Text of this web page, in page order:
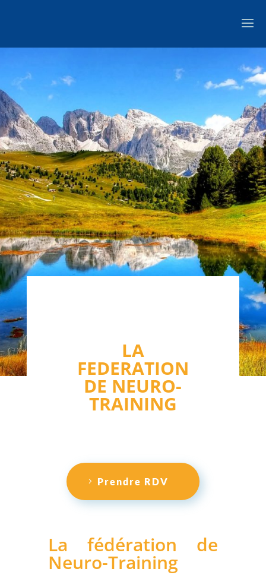
LA
FEDERATION
DE NEURO-
TRAINING
Prendre RDV
La fédération de
Neuro-Training